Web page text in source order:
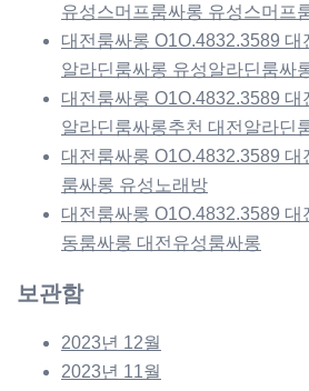
유성스머프룸싸롱 유성스머프
대전룸싸롱 O1O.4832.3589 대
알라딘룸싸롱 유성알라딘룸싸
대전룸싸롱 O1O.4832.3589 대
알라딘룸싸롱추천 대전알라딘
대전룸싸롱 O1O.4832.3589 대
룸싸롱 유성노래방
대전룸싸롱 O1O.4832.3589 대
동룸싸롱 대전유성룸싸롱
보관함
2023년 12월
2023년 11월